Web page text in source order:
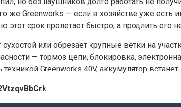
же Greenworks — если в хозяйстве уже
срок пролетает быстро, а продлить его
или обрезает крупные ветки на
— тормоз цепи, блокировка,
Greenworks 40V, аккумулятор